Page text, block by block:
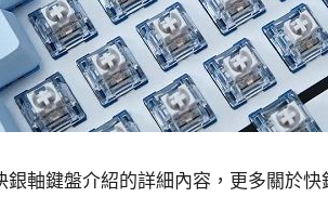
軸鍵盤介紹的詳細內容，更多關於